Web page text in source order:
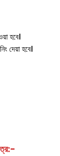
হবে।
দেয়া হবে।